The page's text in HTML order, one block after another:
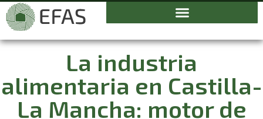
La industria
alimentaria en Castilla-
La Mancha: motor de